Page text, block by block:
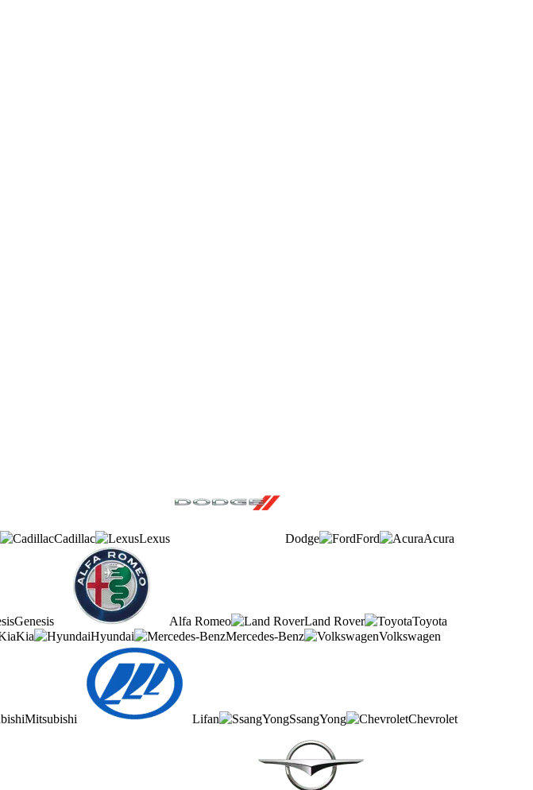
Cadillac Lexus Dodge Ford Acura
Genesis Alfa Romeo Land Rover
Toyota
Kia Hyundai Mercedes-Benz Volkswagen
Mitsubishi Lifan SsangYong Chevrolet